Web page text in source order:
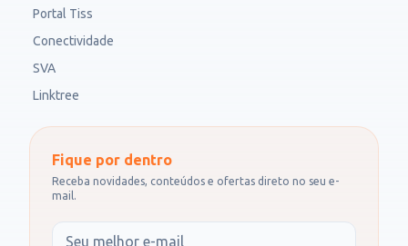
Portal Tiss
Conectividade
SVA
Linktree
Fique por dentro
Receba novidades, conteúdos e ofertas direto no seu e-
mail.
Seu e-mail